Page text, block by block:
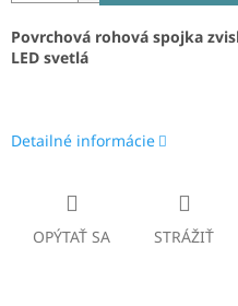
Povrchová rohová spojka
LED svetlá
Detailné informácie
OPÝTAŤ SA STRÁŽIŤ